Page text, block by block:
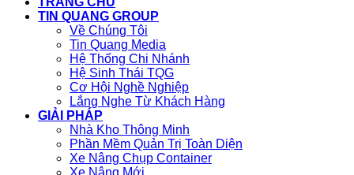
TIN QUANG GROUP
Về Chúng Tôi
Tin Quang Media
Hệ Thống Chi Nhánh
Hệ Sinh Thái TQG
Cơ Hội Nghề Nghiệp
Lắng Nghe Từ Khách Hàng
GIẢI PHÁP
Nhà Kho Thông Minh
Phần Mềm Quản Trị Toàn Diện
Xe Nâng Chụp Container
Xe Nâng Mới